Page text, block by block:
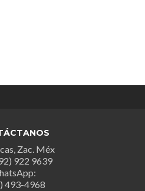
Zac. Méx
922 9639
493-4968